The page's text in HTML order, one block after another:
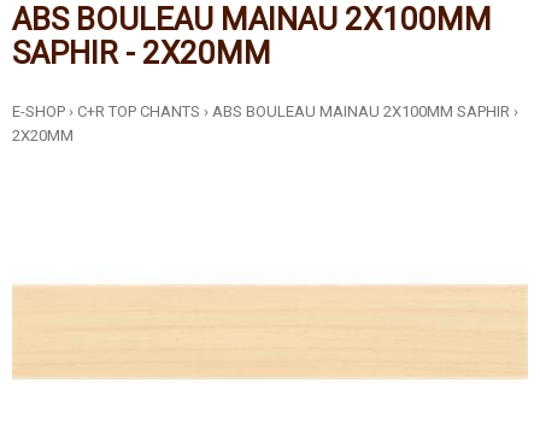
ABS BOULEAU MAINAU 2X100MM
SAPHIR - 2X20MM
E-SHOP › C+R TOP CHANTS › ABS BOULEAU MAINAU 2X100MM SAPHIR ›
2X20MM